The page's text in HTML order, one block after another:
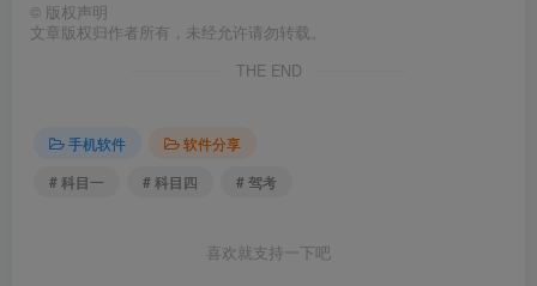
© 版权声明
文章版权归作者所有，未经允许请勿转载。
THE END
手机软件
软件分享
# 科目一
# 科目四 # 驾考
喜欢就支持一下吧